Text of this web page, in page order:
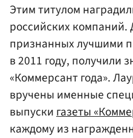
Этим титулом
российских компаний.
признанных лучшими
в 2011 году, получили
«Коммерсант года».
вручены именные
выпуски газеты
каждому из